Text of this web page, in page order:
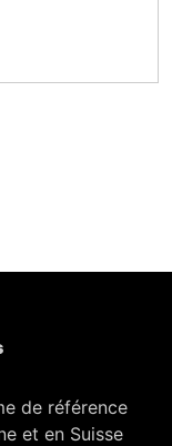
de référence
et en Suisse